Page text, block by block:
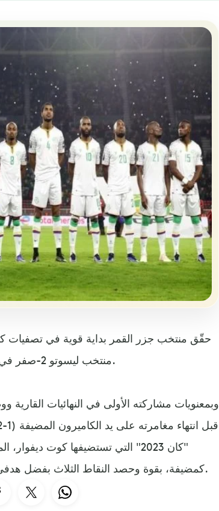
منتخب ليسوتو 2-صفر في الجولة الأولى من منافسات المجموعة الثامنة.
وبمعنويات مشاركته الأولى في النهائيات القارية
"كان 2023" التي تستضيفها كوت
كمضيفة، بقوة وحصد النقاط الثلاث بفضل هدفي يوسف مشنغاما (59) ويوسف بن جلود (81).